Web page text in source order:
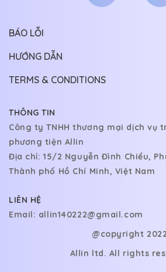
THÔNG TIN
Công ty TNHH thương mại dịch vụ
phương tiện Allin
Địa chỉ: 15/2 Nguyễn Đình Chiểu,
Thành phố Hồ Chí Minh, Việt Nam
LIÊN HỆ
Email: allin140222@gmail.com
@copyright
Allin ltd. All rights
BÁO LỖI
HƯỚNG DẪN
TERMS & CONDITIONS